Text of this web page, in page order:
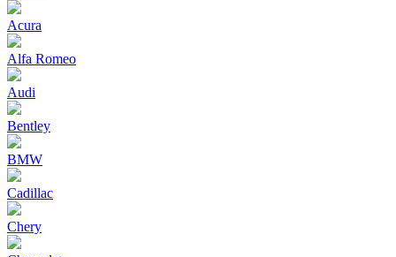
Acura
Alfa Romeo
Audi
Bentley
BMW
Cadillac
Chery